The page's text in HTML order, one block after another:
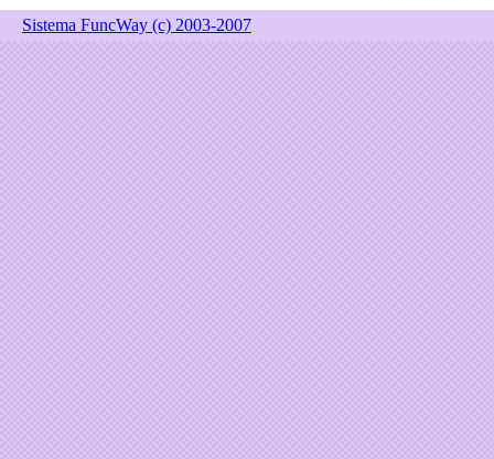
Sistema FuncWay (c) 2003-2007